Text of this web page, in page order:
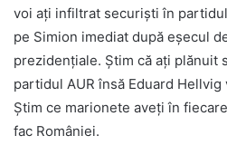
voi ați infiltrat securiști în
pe Simion imediat după eșecul
prezidențiale. Știm că ați plănuit
partidul AUR însă Eduard
Știm ce marionete aveți în
fac României.